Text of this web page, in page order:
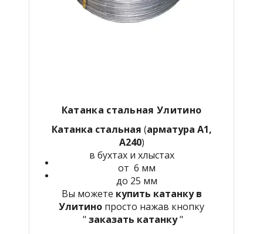
Катанка стальная Улитино
Катанка стальная (арматура А1,
А240)
в бухтах и хлыстах
от 6 мм
до 25 мм
Вы можете купить катанку в
Улитино просто нажав кнопку
" заказать катанку"